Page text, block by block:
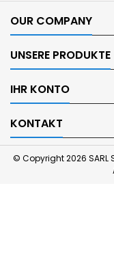
OUR COMPANY
UNSERE PRODUKTE
IHR KONTO
KONTAKT
© Copyright 2026 SARL